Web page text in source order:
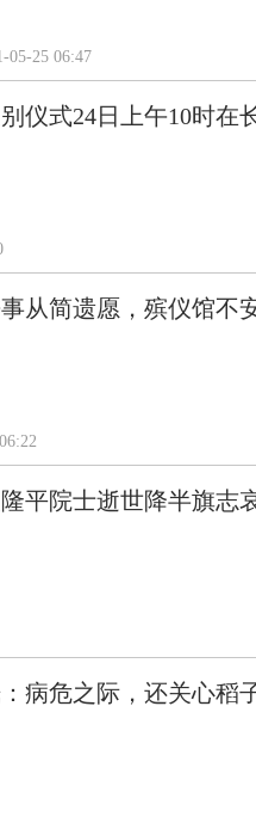
05-25 06:47
仪式24日上午10时在
从简遗愿，殡仪馆不
平院士逝世降半旗志
病危之际，还关心稻